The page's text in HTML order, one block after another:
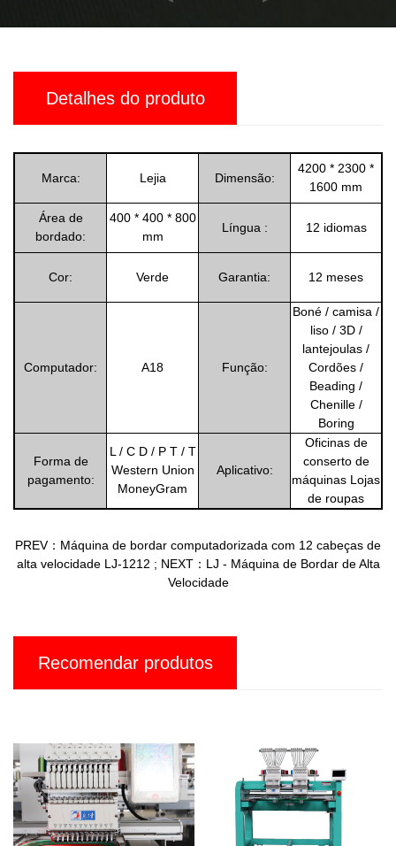
Detalhes do produto
Marca: Lejia Dimensão:
4200 * 2300 *
1600 mm
Área de
bordado:
400 * 400 * 800
mm
Língua : 12 idiomas
Cor: Verde Garantia: 12 meses
Computador: A18 Função:
Boné / camisa /
liso / 3D /
lantejoulas /
Cordões /
Beading /
Chenille /
Boring
Forma de
pagamento:
L / C D / P T / T
Western Union
MoneyGram
Aplicativo:
Oficinas de
conserto de
máquinas Lojas
de roupas
PREV：Máquina de bordar computadorizada com 12 cabeças de
alta velocidade LJ-1212 ; NEXT：LJ - Máquina de Bordar de Alta
Velocidade
Recomendar produtos